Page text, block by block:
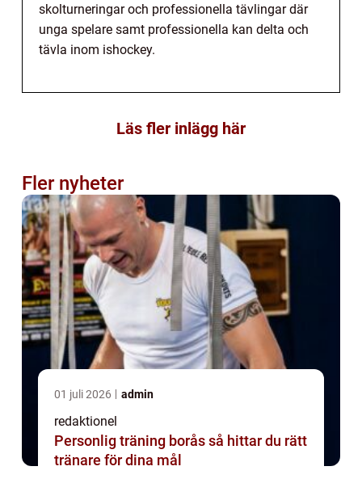
skolturneringar och professionella tävlingar där
unga spelare samt professionella kan delta och
tävla inom ishockey.
Läs fler inlägg här
Fler nyheter
01 juli 2026 admin
redaktionel
Personlig träning borås så hittar du rätt
tränare för dina mål